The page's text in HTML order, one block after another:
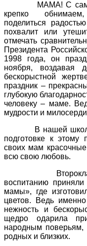
МАМА! С самого
крепко
поделиться
похвалит или
отмечать
Президента
1998 года, он
ноября, воздавая
бескорыстной
праздник –
глубокую
человеку – маме.
мудрости и
В нашей школе
подготовке к этому
своих мам
всю свою любовь.
воспитанию
мамы», где
цветов. Ведь
нежность и
щедро одарила
народным поверьям,
родных и близких.